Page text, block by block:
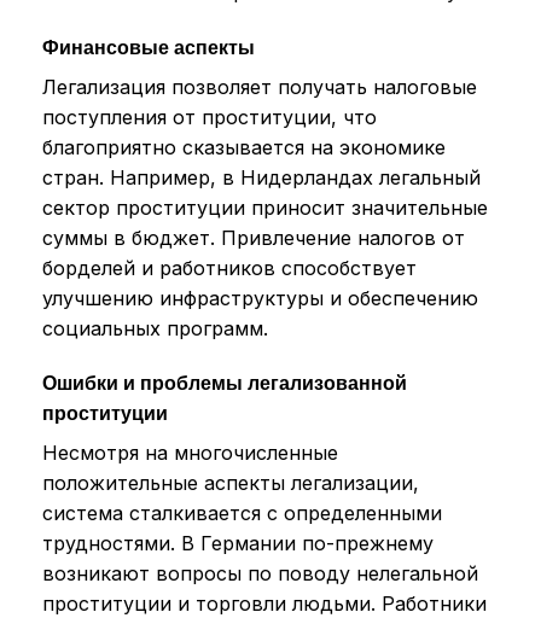
Финансовые аспекты
Легализация позволяет получать налоговые
поступления от проституции, что
благоприятно сказывается на экономике
стран. Например, в Нидерландах легальный
сектор проституции приносит значительные
суммы в бюджет. Привлечение налогов от
борделей и работников способствует
улучшению инфраструктуры и обеспечению
социальных программ.
Ошибки и проблемы легализованной
проституции
Несмотря на многочисленные
положительные аспекты легализации,
система сталкивается с определенными
трудностями. В Германии по-прежнему
возникают вопросы по поводу нелегальной
проституции и торговли людьми. Работники